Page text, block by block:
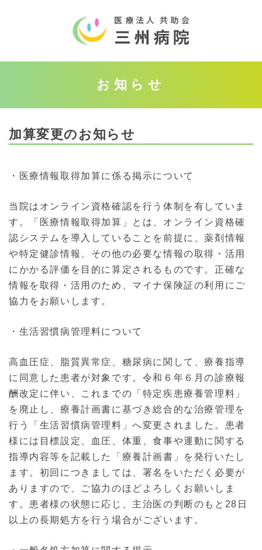
お知らせ
加算変更のお知らせ
・医療情報取得加算に係る掲示について
当院はオンライン資格確認を行う体制を有していま
す。「医療情報取得加算」とは、オンライン資格確
認システムを導入していることを前提に、薬剤情報
や特定健診情報、その他の必要な情報の取得・活用
にかかる評価を目的に算定されるものです。正確な
情報を取得・活用のため、マイナ保険証の利用にご
協力をお願いします。
・生活習慣病管理料について
高血圧症、脂質異常症、糖尿病に関して、療養指導
に同意した患者が対象です。令和６年６月の診療報
酬改定に伴い、これまでの「特定疾患療養管理料」
を廃止し、療養計画書に基づき総合的な治療管理を
行う「生活習慣病管理料」へ変更されました。患者
様には目標設定、血圧、体重、食事や運動に関する
指導内容等を記載した「療養計画書」を発行いたし
ます。初回につきましては、署名をいただく必要が
ありますので、ご協力のほどよろしくお願いしま
す。患者様の状態に応じ、主治医の判断のもと28日
以上の長期処方を行う場合がございます。